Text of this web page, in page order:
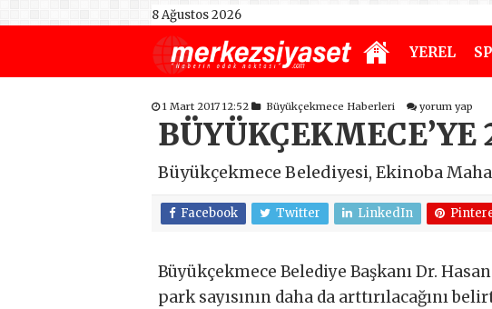
8 Ağustos 2026
YEREL
1 Mart 2017 12:52 Büyükçekmece Haberleri yorum yap
BÜYÜKÇEKMECE’YE
Büyükçekmece Belediyesi, Ekinoba
Facebook Twitter LinkedIn
Büyükçekmece Belediye Başkanı Dr.
park sayısının daha da arttırılacağını